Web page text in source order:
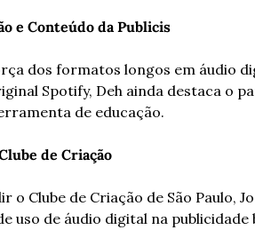
e Conteúdo da Publicis
dos formatos longos em áudio
Spotify, Deh ainda destaca o
de educação.
de Criação
Clube de Criação de São Paulo,
uso de áudio digital na publicidade